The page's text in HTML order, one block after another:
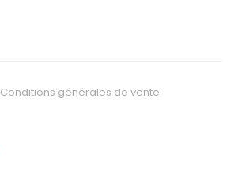
Conditions générales de vente